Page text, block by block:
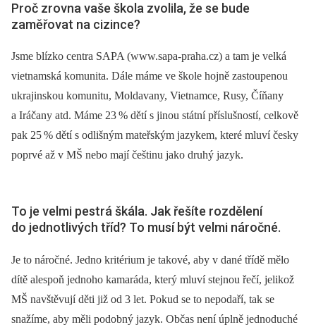
Proč zrovna vaše škola zvolila, že se bude
zaměřovat na cizince?
Jsme blízko centra SAPA (www.sapa-praha.cz) a tam je velká
vietnamská komunita. Dále máme ve škole hojně zastoupenou
ukrajinskou komunitu, Moldavany, Vietnamce, Rusy, Číňany
a Iráčany atd. Máme 23% dětí s jinou státní příslušností, celkově
pak 25% dětí s odlišným mateřským jazykem, které mluví česky
poprvé až v MŠ nebo mají češtinu jako druhý jazyk.
To je velmi pestrá škála. Jak řešíte rozdělení
do jednotlivých tříd? To musí být velmi náročné.
Je to náročné. Jedno kritérium je takové, aby v dané třídě mělo
dítě alespoň jednoho kamaráda, který mluví stejnou řečí, jelikož
MŠ navštěvují děti již od 3 let. Pokud se to nepodaří, tak se
snažíme, aby měli podobný jazyk. Občas není úplně jednoduché